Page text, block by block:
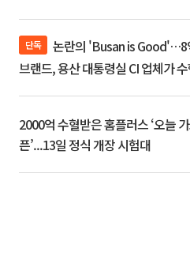
단독
브랜드, 용산 대통령실 CI 업체가
2000억 수혈받은 홈플러스 ‘오늘
픈’...13일 정식 개장 시험대